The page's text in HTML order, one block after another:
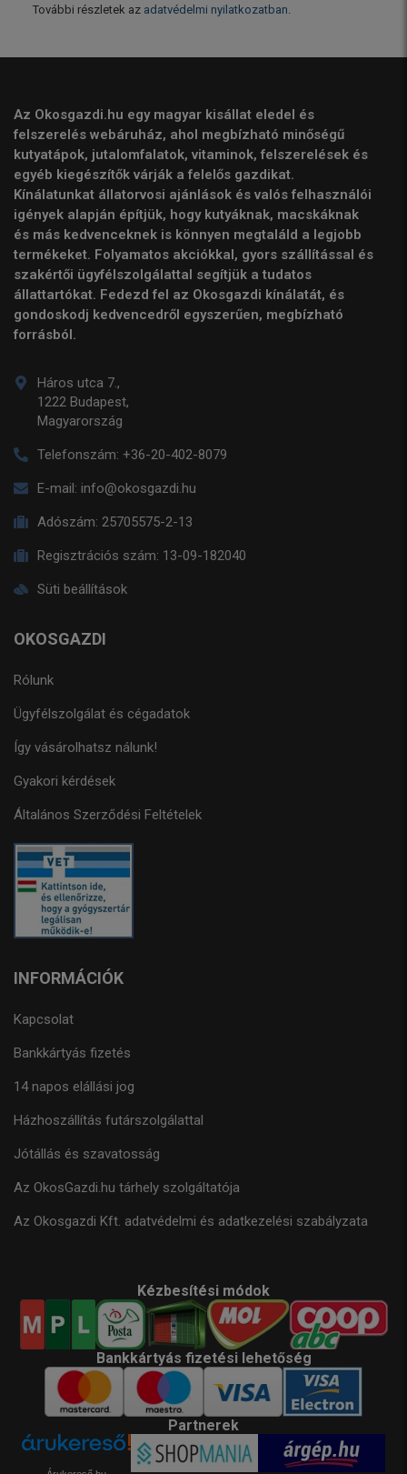
További részletek az adatvédelmi nyilatkozatban.
Az Okosgazdi.hu egy magyar kisállat eledel és
felszerelés webáruház, ahol megbízható minőségű
kutyatápok, jutalomfalatok, vitaminok, felszerelések és
egyéb kiegészítők várják a felelős gazdikat.
Kínálatunkat állatorvosi ajánlások és valós felhasználói
igények alapján építjük, hogy kutyáknak, macskáknak
és más kedvenceknek is könnyen megtaláld a legjobb
termékeket. Folyamatos akciókkal, gyors szállítással és
szakértői ügyfélszolgálattal segítjük a tudatos
állattartókat. Fedezd fel az Okosgazdi kínálatát, és
gondoskodj kedvencedről egyszerűen, megbízható
forrásból.
Háros utca 7.,
1222 Budapest,
Magyarország
Telefonszám: +36-20-402-8079
E-mail: info@okosgazdi.hu
Adószám: 25705575-2-13
Regisztrációs szám: 13-09-182040
Süti beállítások
OKOSGAZDI
Rólunk
Ügyfélszolgálat és cégadatok
Így vásárolhatsz nálunk!
Gyakori kérdések
Általános Szerződési Feltételek
INFORMÁCIÓK
Kapcsolat
Bankkártyás fizetés
14 napos elállási jog
Házhoszállítás futárszolgálattal
Jótállás és szavatosság
Az OkosGazdi.hu tárhely szolgáltatója
Az Okosgazdi Kft. adatvédelmi és adatkezelési szabályzata
Kézbesítési módok
Bankkártyás fizetési lehetőség
Partnerek